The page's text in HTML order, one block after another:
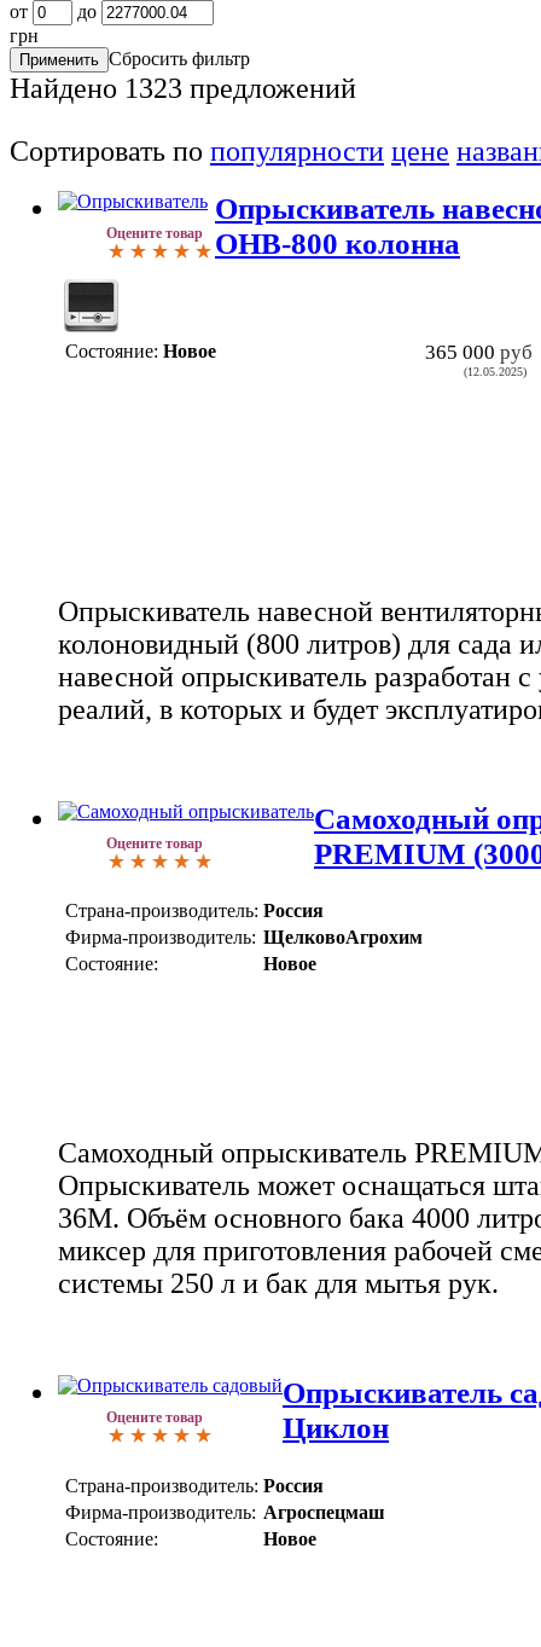
от
до
грн
Сбросить фильтр
Найдено 1323 предложений
Сортировать по популярности цене
Оцените товар
Опрыскиватель
ОНВ-800 колонна
Состояние: Новое 365 000 руб
(12.05.2025)
Опрыскиватель навесной
колоновидный (800 литров) для сада
навесной опрыскиватель разработан
реалий, в которых и будет
Оцените товар
Самоходный
PREMIUM
Страна-производитель: Россия
Фирма-производитель: ЩелковоАгрохим
Состояние:
Новое
Самоходный опрыскиватель
Опрыскиватель может оснащаться
36М. Объём основного бака 4000
миксер для приготовления рабочей
системы 250 л и бак для мытья рук.
Оцените товар
Опрыскиватель
Циклон
Страна-производитель: Россия
Фирма-производитель: Агроспецмаш
Состояние:
Новое